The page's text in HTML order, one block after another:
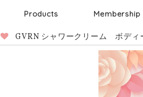
Products
Face
メイク落とし
化粧水
洗顔
クリーム
パック
Body
ボディー
髪
ボディーソープ
Membership
GVRN シャワークリーム ボディ